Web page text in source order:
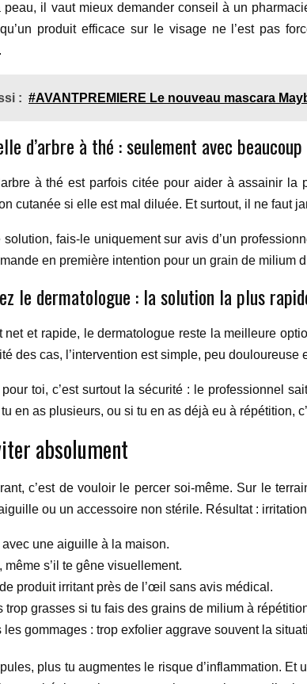
il vaut mieux demander conseil à un
produit efficace sur le visage ne l’est pas
: #AVANTPREMIERE Le nouveau mascara
d’arbre à thé : seulement avec
à thé est parfois citée pour aider à assainir
cutanée si elle est mal diluée. Et surtout, il ne faut
fais-le uniquement sur avis d’un
en première intention pour un grain de
le dermatologue : la solution la plus
net et rapide, le dermatologue reste la meilleure
des cas, l’intervention est simple, peu
toi, c’est surtout la sécurité : le professionnel
en as plusieurs, ou si tu en as déjà eu à répétition,
absolument
c’est de vouloir le percer soi-même. Sur le
ou un accessoire non stérile. Résultat :
une aiguille à la maison.
même s’il te gêne visuellement.
produit irritant près de l’œil sans avis médical.
trop grasses si tu fais des grains de milium à
les gommages : trop exfolier aggrave souvent la
plus tu augmentes le risque d’inflammation.